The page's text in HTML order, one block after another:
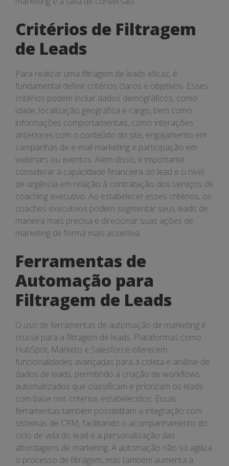
Critérios de Filtragem
de Leads
Para realizar uma filtragem de leads eficaz, é
fundamental definir critérios claros e objetivos. Esses
critérios podem incluir dados demográficos, como
idade, localização geográfica e cargo, bem como
informações comportamentais, como interações
anteriores com o conteúdo do site, engajamento em
campanhas de e-mail marketing e participação em
webinars ou eventos. Além disso, é importante
considerar a capacidade financeira do lead e o nível
de urgência em relação à contratação dos serviços de
coaching executivo. Ao estabelecer esses critérios, os
coaches executivos podem segmentar seus leads de
maneira mais precisa e direcionar suas ações de
marketing de forma mais assertiva.
Ferramentas de
Automação para
Filtragem de Leads
O uso de ferramentas de automação de marketing é
crucial para a filtragem de leads. Plataformas como
HubSpot, Marketo e Salesforce oferecem
funcionalidades avançadas para a coleta e análise de
dados de leads, permitindo a criação de workflows
automatizados que classificam e priorizam os leads
com base nos critérios estabelecidos. Essas
ferramentas também possibilitam a integração com
sistemas de CRM, facilitando o acompanhamento do
ciclo de vida do lead e a personalização das
abordagens de marketing. A automação não só agiliza
o processo de filtragem, mas também aumenta a